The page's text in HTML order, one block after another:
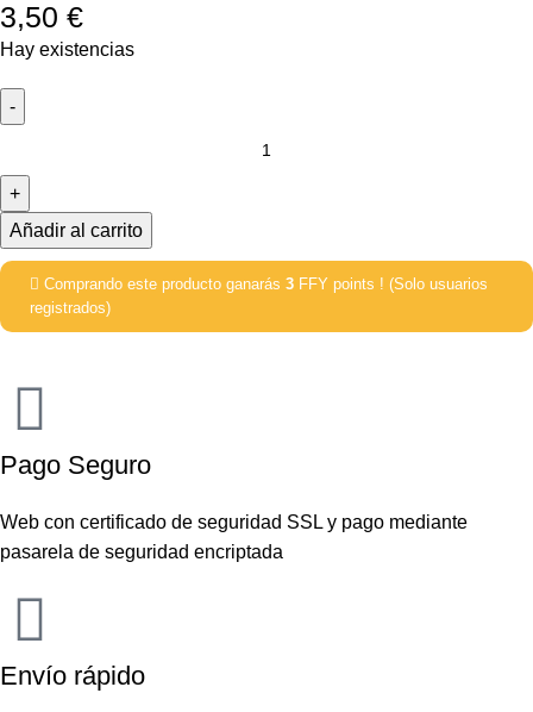
3,50 €
Hay existencias
Añadir al carrito
Comprando este producto ganarás 3 FFY points ! (Solo usuarios
registrados)
Pago Seguro
Web con certificado de seguridad SSL y pago mediante
pasarela de seguridad encriptada
Envío rápido